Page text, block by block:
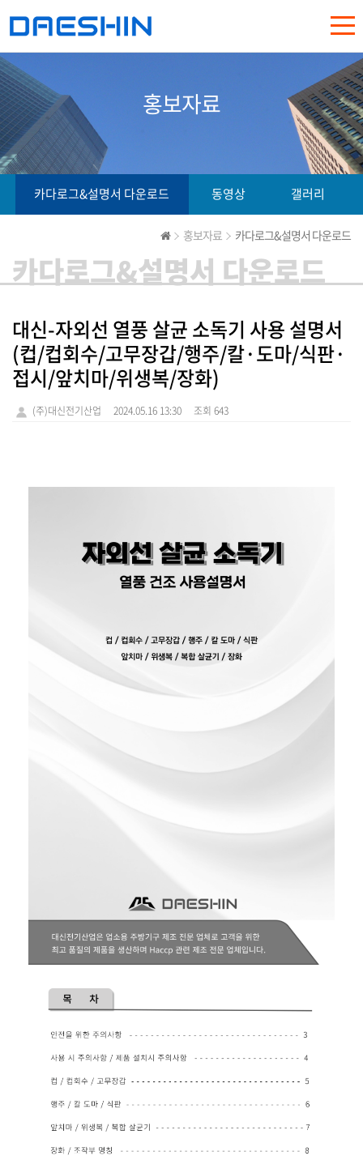
홍보자료
카다로그&설명서 다운로드 동영상 갤러리
홍보자료 카다로그&설명서 다운로드
카다로그&설명서 다운로드
대신-자외선 열풍 살균 소독기 사용 설명서
(컵/컵회수/고무장갑/행주/칼·도마/식판·
접시/앞치마/위생복/장화)
(주)대신전기산업 2024.05.16 13:30 조회 643